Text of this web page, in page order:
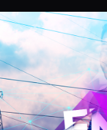
Sertifika
Yetenek
İşveren